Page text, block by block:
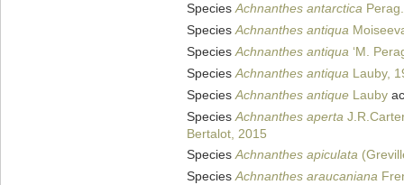
SpeciesAchnanthes antarctica
SpeciesAchnanthes antiqua
SpeciesAchnanthes antiqua ‘M.
SpeciesAchnanthes antiqua Lauby,
SpeciesAchnanthes antique Lauby
SpeciesAchnanthes aperta
Bertalot, 2015
SpeciesAchnanthes apiculata
SpeciesAchnanthes araucaniana